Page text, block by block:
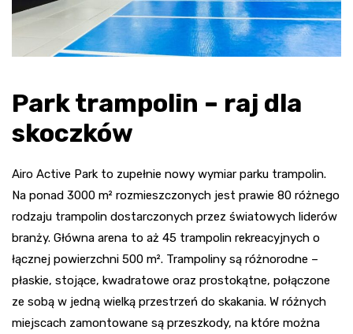
Park trampolin – raj dla
skoczków
Airo Active Park to zupełnie nowy wymiar parku trampolin.
Na ponad 3000 m² rozmieszczonych jest prawie 80 różnego
rodzaju trampolin dostarczonych przez światowych liderów
branży. Główna arena to aż 45 trampolin rekreacyjnych o
łącznej powierzchni 500 m². Trampoliny są różnorodne –
płaskie, stojące, kwadratowe oraz prostokątne, połączone
ze sobą w jedną wielką przestrzeń do skakania. W różnych
miejscach zamontowane są przeszkody, na które można